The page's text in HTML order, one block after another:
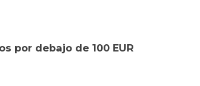
por debajo de 100 EUR